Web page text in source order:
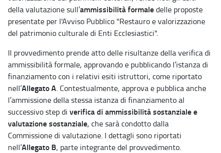
della valutazione sull’ammissibilità formaledelle proposte
presentate per l'Avviso Pubblico "Restauro e valorizzazione
del patrimonio culturale di Enti Ecclesiastici".
Il provvedimento prende atto delle risultanze della verifica di
ammissibilità formale, approvando e pubblicando l’istanza di
finanziamento con i relativi esiti istruttori, come riportato
nell’Allegato A. Contestualmente, approva e pubblica anche
l’ammissione della stessa istanza di finanziamento al
successivo step di verifica di ammissibilità sostanziale e
valutazione sostanziale, che sarà condotto dalla
Commissione di valutazione. I dettagli sono riportati
nell’Allegato B, parte integrante del provvedimento.